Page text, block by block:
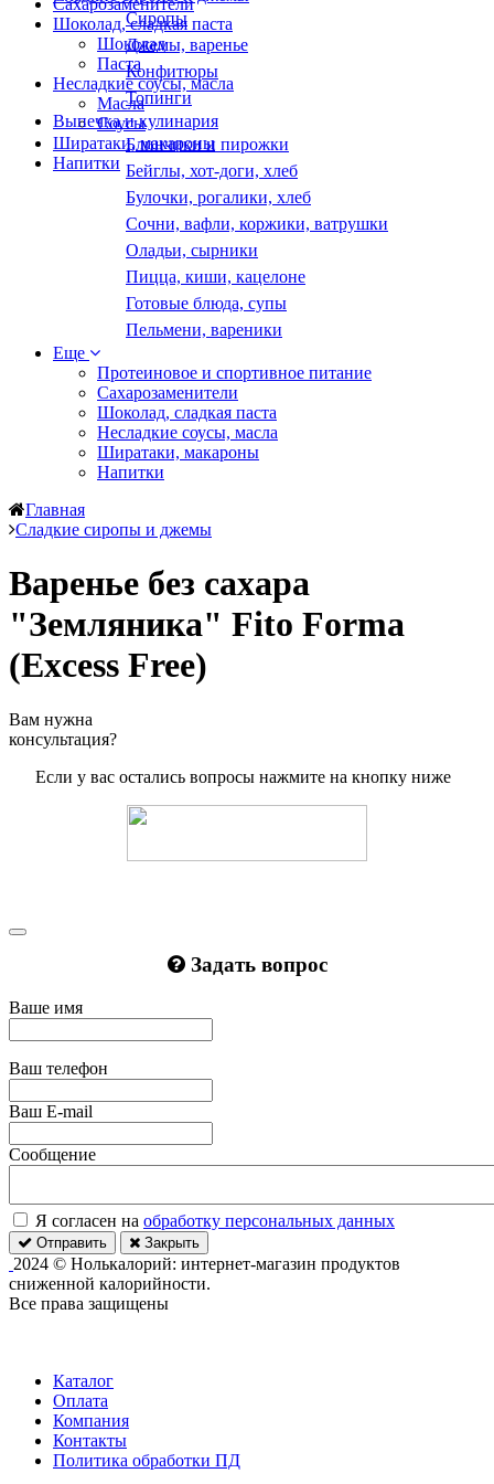
Сахарозаменители
Шоколад, сладкая паста
Шоколад
Паста
Несладкие соусы, масла
Масла
Соусы
Ширатаки, макароны
Напитки
Сиропы
Джемы, варенье
Конфитюры
Топинги
Выпечка и кулинария
Блинчики и пирожки
Бейглы, хот-доги, хлеб
Булочки, рогалики, хлеб
Сочни, вафли, коржики, ватрушки
Оладьи, сырники
Пицца, киши, кацелоне
Готовые блюда, супы
Пельмени, вареники
Еще
Протеиновое и спортивное питание
Сахарозаменители
Шоколад, сладкая паста
Несладкие соусы, масла
Ширатаки, макароны
Напитки
Главная
Сладкие сиропы и джемы
Варенье без сахара
"Земляника" Fito Forma
(Excess Free)
Вам нужна
консультация?
Если у вас остались вопросы нажмите на кнопку ниже
Задать вопрос
Ваше имя
Ваш телефон
Ваш E-mail
Сообщение
Я согласен на обработку персональных данных
Отправить Закрыть
2024 © Нолькалорий: интернет-магазин продуктов
сниженной калорийности.
Все права защищены
Каталог
Оплата
Компания
Контакты
Политика обработки ПД